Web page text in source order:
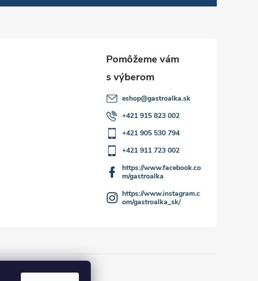
eshop@gastroalka.sk
+421 915 823 002
+421 905 530 794
+421 911 723 002
https://www.facebook.co
m/gastroalka
https://www.instagram.c
om/gastroalka_sk/